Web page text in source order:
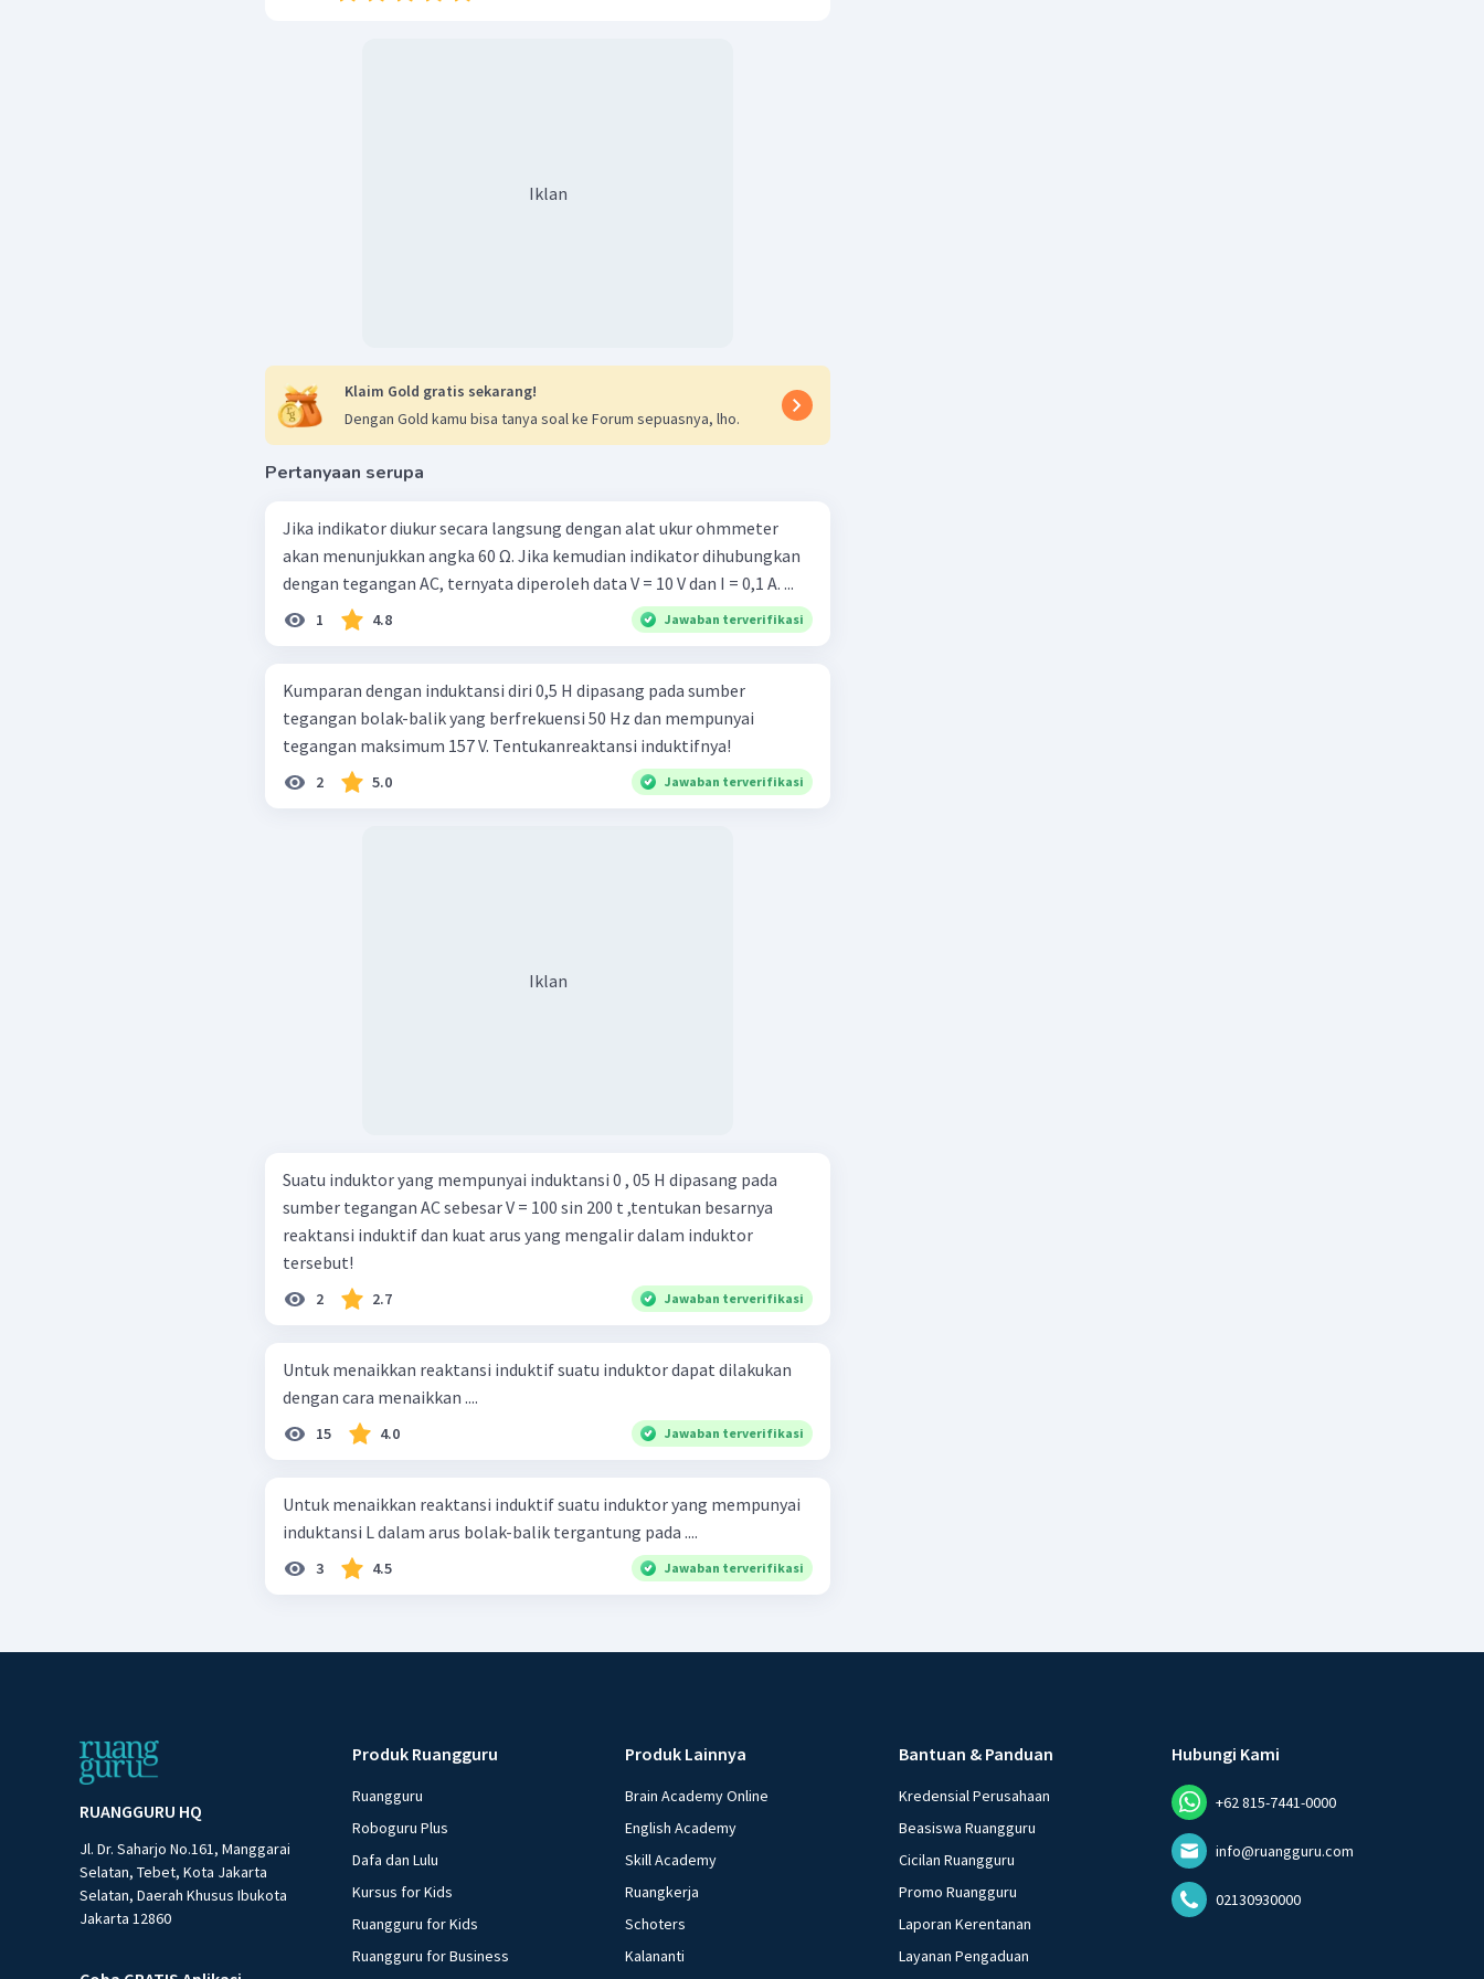
Iklan
Klaim Gold gratis sekarang!
Dengan Gold kamu bisa tanya soal ke Forum sepuasnya, lho.
Pertanyaan serupa
Jika indikator diukur secara langsung dengan alat ukur ohmmeter
akan menunjukkan angka 60 Ω. Jika kemudian indikator dihubungkan
dengan tegangan AC, ternyata diperoleh data V = 10 V dan I = 0,1 A. ...
1 4.8 Jawaban terverifikasi
Kumparan dengan induktansi diri 0,5 H dipasang pada sumber
tegangan bolak-balik yang berfrekuensi 50 Hz dan mempunyai
tegangan maksimum 157 V. Tentukanreaktansi induktifnya!
2 5.0 Jawaban terverifikasi
Iklan
Suatu induktor yang mempunyai induktansi 0 , 05 H dipasang pada
sumber tegangan AC sebesar V = 100 sin 200 t ,tentukan besarnya
reaktansi induktif dan kuat arus yang mengalir dalam induktor
tersebut!
2 2.7 Jawaban terverifikasi
Untuk menaikkan reaktansi induktif suatu induktor dapat dilakukan
dengan cara menaikkan ....
15 4.0 Jawaban terverifikasi
Untuk menaikkan reaktansi induktif suatu induktor yang mempunyai
induktansi L dalam arus bolak-balik tergantung pada ....
3 4.5 Jawaban terverifikasi
RUANGGURU HQ
Jl. Dr. Saharjo No.161, Manggarai
Selatan, Tebet, Kota Jakarta
Selatan, Daerah Khusus Ibukota
Jakarta 12860
Produk Ruangguru
Ruangguru
Roboguru Plus
Dafa dan Lulu
Kursus for Kids
Ruangguru for Kids
Ruangguru for Business
Produk Lainnya
Brain Academy Online
English Academy
Skill Academy
Ruangkerja
Schoters
Kalananti
Bantuan & Panduan
Kredensial Perusahaan
Beasiswa Ruangguru
Cicilan Ruangguru
Promo Ruangguru
Laporan Kerentanan
Layanan Pengaduan
Hubungi Kami
+62 815-7441-0000
info@ruangguru.com
02130930000